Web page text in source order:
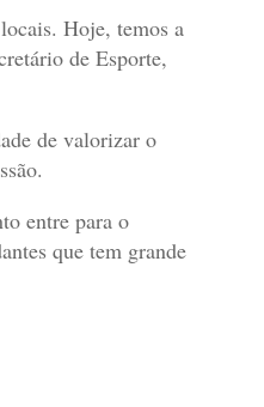
Hoje, temos a
de Esporte,
de valorizar o
entre para o
que tem grande